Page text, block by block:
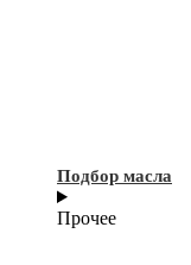
Подбор масла
Прочее